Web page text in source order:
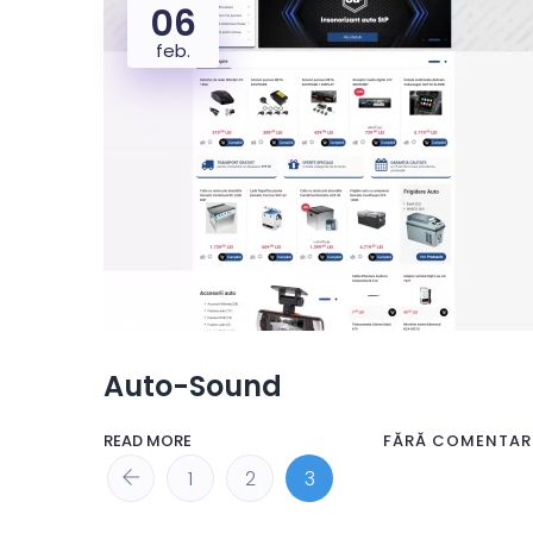
06
feb.
Auto-Sound
READ MORE FĂRĂ
1 2 3